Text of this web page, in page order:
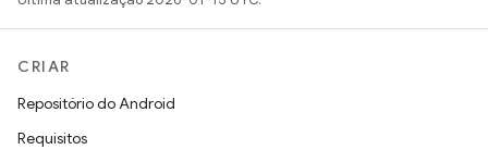
CRIAR
Repositório do Android
Requisitos